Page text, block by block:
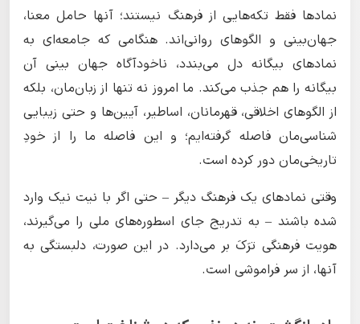
نمادها فقط تکه‌هایی از فرهنگ نیستند؛ آنها حامل معنا،
جهان‌بینی و الگوهای روانی‌اند. هنگامی که جامعه‌ای به
نمادهای بیگانه دل می‌بندد، ناخودآگاه جهان بینی آن
بیگانه را هم جذب می‌کند. ما امروز نه تنها از زبان‌مان، بلکه
از الگوهای اخلاقی، قهرمانان، اساطیر، آیین‌ها و حتی زیبایی
شناسی‌مان فاصله گرفته‌ایم؛ و این فاصله ما را از خودِ
تاریخی‌مان دور کرده است.
وقتی نمادهای یک فرهنگ دیگر – حتی اگر با نیت نیک وارد
شده باشند – به تدریج جای اسطوره‌های ملی را می‌گیرند،
هویت فرهنگی ترَکَ بر می‌دارد. در این صورت، دلبستگی به
آنها، از سر فراموشی است.